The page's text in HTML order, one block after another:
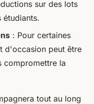
sur des lots
: Pour certaines
d'occasion peut être
compromettre la
tout au long